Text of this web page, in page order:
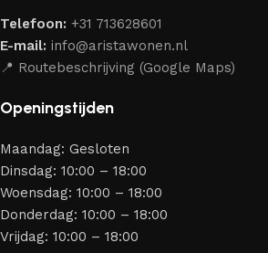
aantrekkelijk design en optimale
jarenlang kunt genieten van jouw
Telefoon: +31 713628601
E-mail: info@aristawonen.nl
📍 Routebeschrijving (Google Maps)
Openingstijden
Maandag: Gesloten
Dinsdag: 10:00 – 18:00
Woensdag: 10:00 – 18:00
Donderdag: 10:00 – 18:00
Vrijdag: 10:00 – 18:00